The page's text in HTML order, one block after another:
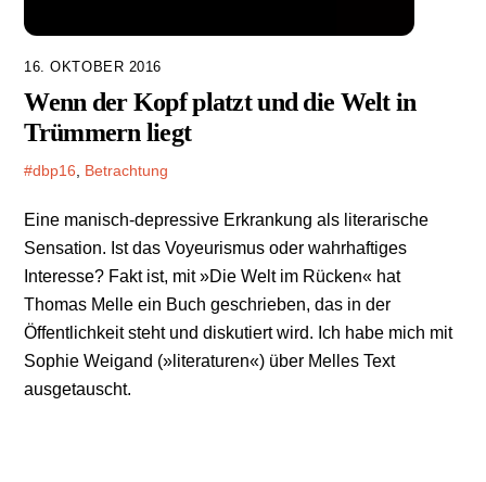
16. OKTOBER 2016
Wenn der Kopf platzt und die Welt in
Trümmern liegt
#dbp16 Betrachtung
Eine manisch-depressive Erkrankung als literarische
Sensation. Ist das Voyeurismus oder wahrhaftiges
Interesse? Fakt ist, mit »Die Welt im Rücken« hat
Thomas Melle ein Buch geschrieben, das in der
Öffentlichkeit steht und diskutiert wird. Ich habe mich mit
Sophie Weigand (»literaturen«) über Melles Text
ausgetauscht.